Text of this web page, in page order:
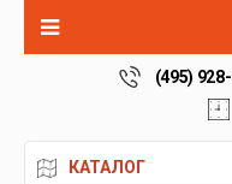
(495)
КАТАЛОГ